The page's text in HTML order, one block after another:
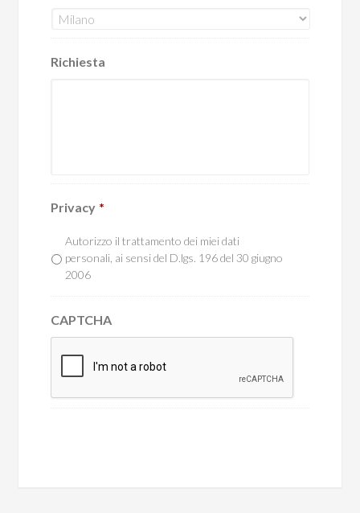
Richiesta
Privacy *
Autorizzo il trattamento dei miei dati
personali, ai sensi del D.lgs. 196 del 30 giugno
2006
CAPTCHA